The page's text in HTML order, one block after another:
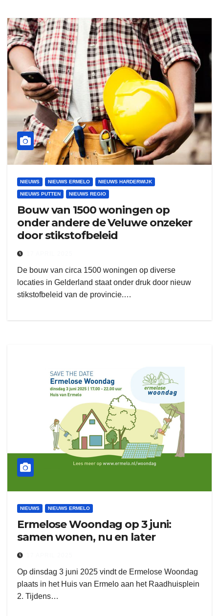
NIEUWS NIEUWS ERMELO NIEUWS HARDERWIJK
NIEUWS PUTTEN NIEUWS REGIO
Bouw van 1500 woningen op
onder andere de Veluwe onzeker
door stikstofbeleid
De bouw van circa 1500 woningen op diverse
locaties in Gelderland staat onder druk door nieuw
stikstofbeleid van de provincie.…
NIEUWS NIEUWS ERMELO
Ermelose Woondag op 3 juni:
samen wonen, nu en later
Op dinsdag 3 juni 2025 vindt de Ermelose Woondag
plaats in het Huis van Ermelo aan het Raadhuisplein
2. Tijdens…